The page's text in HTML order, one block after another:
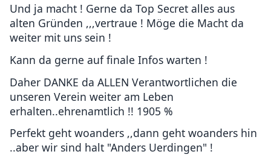
Und ja macht ! Gerne da Top Secret alles aus
alten Gründen ,,,vertraue ! Möge die Macht da
weiter mit uns sein !
Kann da gerne auf finale Infos warten !
Daher DANKE da ALLEN Verantwortlichen die
unseren Verein weiter am Leben
erhalten..ehrenamtlich !! 1905 %
Perfekt geht woanders ,,dann geht woanders hin
..aber wir sind halt "Anders Uerdingen" !